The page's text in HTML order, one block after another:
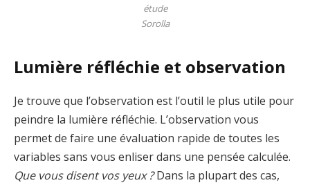
étude
Sorolla
Lumière réfléchie et observation
Je trouve que l’observation est l’outil le plus utile pour
peindre la lumière réfléchie. L’observation vous
permet de faire une évaluation rapide de toutes les
variables sans vous enliser dans une pensée calculée.
Que vous disent vos yeux ?Dans la plupart des cas,